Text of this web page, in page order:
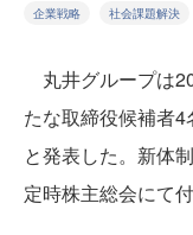
企業戦略 社会課題解決
丸井グループは
たな取締役候補者
と発表した。新体
定時株主総会にて